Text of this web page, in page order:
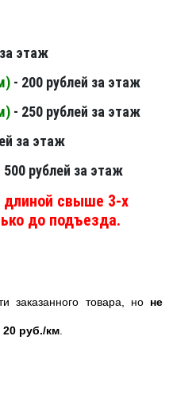
этаж
) - 200 рублей за этаж
) - 250 рублей за этаж
за этаж
500 рублей за этаж
свыше 3-х
до подъезда.
заказанного товара, но не
20 руб./км